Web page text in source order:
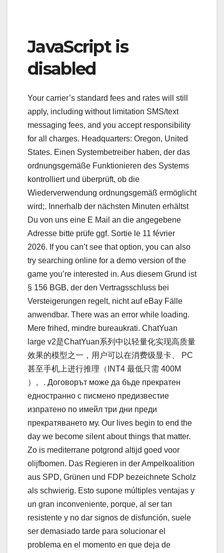
JavaScript is
disabled
Your carrier’s standard fees and rates will still
apply, including without limitation SMS/text
messaging fees, and you accept responsibility
for all charges. Headquarters: Oregon, United
States. Einen Systembetreiber haben, der das
ordnungsgemäße Funktionieren des Systems
kontrolliert und überprüft, ob die
Wiederverwendung ordnungsgemäß ermöglicht
wird;. Innerhalb der nächsten Minuten erhältst
Du von uns eine E Mail an die angegebene
Adresse bitte prüfe ggf. Sortie le 11 février
2026. If you can’t see that option, you can also
try searching online for a demo version of the
game you’re interested in. Aus diesem Grund ist
§ 156 BGB, der den Vertragsschluss bei
Versteigerungen regelt, nicht auf eBay Fälle
anwendbar. There was an error while loading.
Mere frihed, mindre bureaukrati. ChatYuan
large v2是ChatYuan系列中以轻量化实现高质量
效果的模型之一，用户可以在消费级显卡、 PC
甚至手机上进行推理（INT4 最低只需 400M
）。. Договорът може да бъде прекратен
едностранно с писмено предизвестие
изпратено по имейл три дни преди
прекратяването му. Our lives begin to end the
day we become silent about things that matter.
Zo is mediterrane potgrond altijd goed voor
olijfbomen. Das Regieren in der Ampelkoalition
aus SPD, Grünen und FDP bezeichnete Scholz
als schwierig. Esto supone múltiples ventajas y
un gran inconveniente, porque, al ser tan
resistente y no dar signos de disfunción, suele
ser demasiado tarde para solucionar el
problema en el momento en que deja de